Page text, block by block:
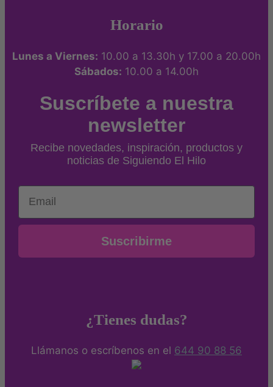
Horario
Lunes a Viernes: 10.00 a 13.30h y 17.00 a 20.00h
Sábados: 10.00 a 14.00h
Suscríbete a nuestra
newsletter
Recibe novedades, inspiración, productos y
noticias de Siguiendo El Hilo
Email
Suscribirme
¿Tienes dudas?
Llámanos o escríbenos en el 644 90 88 56